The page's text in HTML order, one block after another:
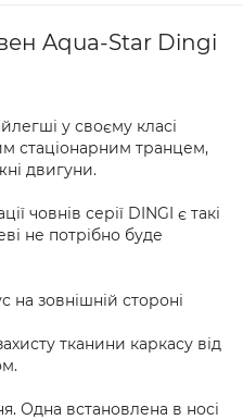
Aqua-Star Dingi
у своєму класі
стаціонарним транцем,
двигуни.
човнів серії DINGI є такі
не потрібно буде
на зовнішній стороні
тканини каркасу від
Одна встановлена в носі